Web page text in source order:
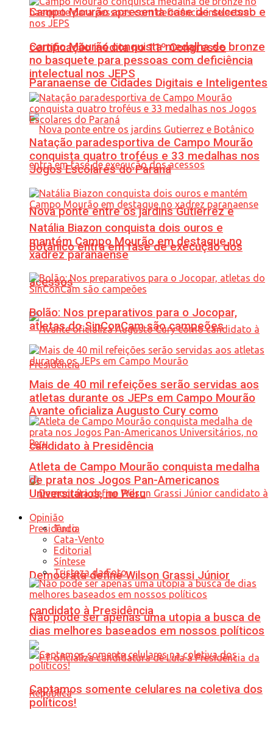
Campo Mourão apresenta case de sucesso e
certificação inédita no 11º Congresso
Paranaense de Cidades Digitais e Inteligentes
Nova ponte entre os jardins Gutierrez e
Botânico entra em fase de execução dos
acessos
Avante oficializa Augusto Cury como
candidato à Presidência
Democrata define Wilson Grassi Júnior
candidato à Presidência
Campo Mourão conquista medalha de bronze
no basquete para pessoas com deficiência
intelectual nos JEPS
Natação paradesportiva de Campo Mourão
conquista quatro troféus e 33 medalhas nos
Jogos Escolares do Paraná
Natália Biazon conquista dois ouros e
mantém Campo Mourão em destaque no
xadrez paranaense
Bolão: Nos preparativos para o Jocopar,
atletas do SinConCam são campeões
Mais de 40 mil refeições serão servidas aos
atletas durante os JEPs em Campo Mourão
Atleta de Campo Mourão conquista medalha
de prata nos Jogos Pan-Americanos
Universitários, no Peru
Opinião
Tudo
Cata-Vento
Editorial
Síntese
Tristeza da Foto
Não pode ser apenas uma utopia a busca de
dias melhores baseados em nossos políticos
Captamos somente celulares na coletiva dos
políticos!